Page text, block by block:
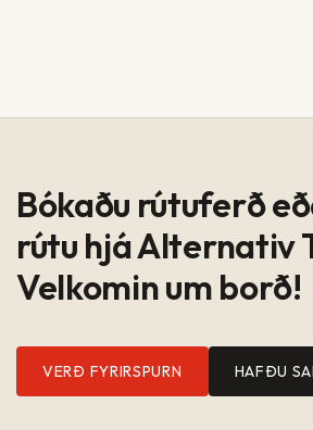
Bókaðu rútuferð
rútu hjá Alternativ
Velkomin um borð!
VERÐ FYRIRSPURN HAFÐU